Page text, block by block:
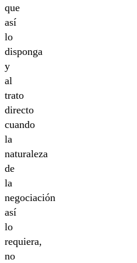
que
así
lo
disponga
y
al
trato
directo
cuando
la
naturaleza
de
la
negociación
así
lo
requiera,
no